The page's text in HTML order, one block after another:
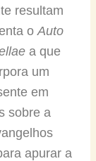
resultam
o Auto
a que
um
em
sobre a
apurar a